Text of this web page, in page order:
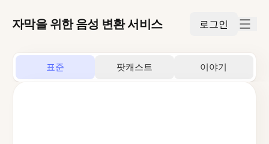
자막을 위한 음성 변환 서비스 로그인
표준 팟캐스트 이야기